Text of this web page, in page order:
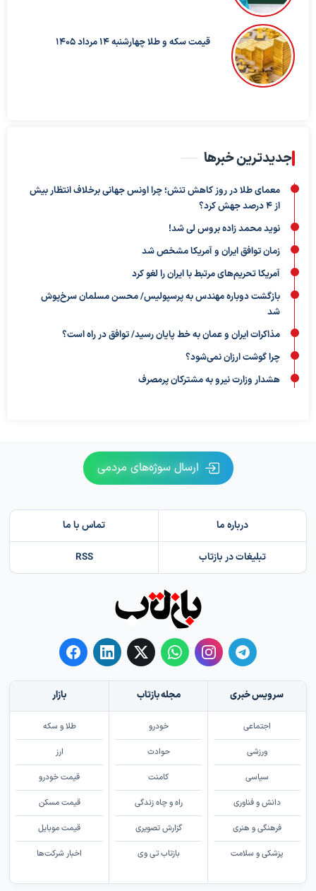
قیمت سکه و طلا چهارشنبه 14 مرداد 1405
جدیدترین خبرها
معمای طلا در روز کاهش تنش؛ چرا اونس جهانی برخلاف انتظار بیش
از ۴ درصد جهش کرد؟
نوید محمد زاده بروس لی شد!
زمان توافق ایران و آمریکا مشخص شد
آمریکا تحریم‌های مرتبط با ایران را لغو کرد
بازگشت دوباره مهندس به پرسپولیس/ محسن مسلمان سرخ‌پوش
شد
مذاکرات ایران و عمان به خط پایان رسید/ توافق در راه است؟
چرا گوشت ارزان نمی‌شود؟
هشدار وزارت نیرو به مشترکان پرمصرف
ارسال سوژه‌های مردمی
درباره ما تماس با ما
تبلیغات در بازتاب RSS
سرویس خبری
اجتماعی
ورزشی
سیاسی
دانش و فناوری
فرهنگی و هنری
پزشکی و سلامت
مجله بازتاب
خودرو
حوادث
کامنت
راه و چاه زندگی
گزارش تصویری
بازتاب تی وی
بازار
طلا و سکه
ارز
قیمت خودرو
قیمت مسکن
قیمت موبایل
اخبار شرکت‌ها